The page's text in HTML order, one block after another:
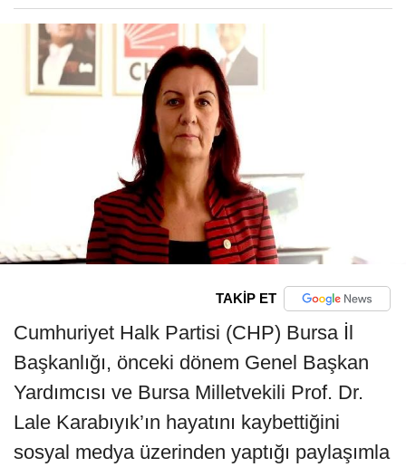
TAKİP ET
Cumhuriyet Halk Partisi (CHP) Bursa İl
Başkanlığı, önceki dönem Genel Başkan
Yardımcısı ve Bursa Milletvekili Prof. Dr.
Lale Karabıyık’ın hayatını kaybettiğini
sosyal medya üzerinden yaptığı paylaşımla